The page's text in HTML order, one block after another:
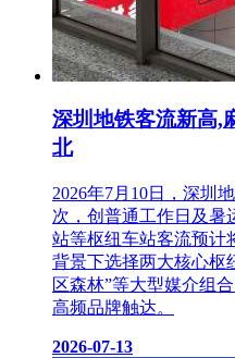
深圳地铁客流新高,
北
2026年7月10日，深圳
次，创普通工作日及暑
站等枢纽车站客流预计
背景下选择两大核心枢
区森林”等大型媒介组
高频品牌触达。
2026-07-13